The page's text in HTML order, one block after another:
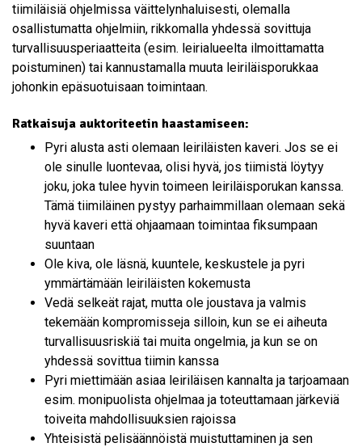
tiimiläisiä ohjelmissa väittelynhaluisesti, olemalla
osallistumatta ohjelmiin, rikkomalla yhdessä sovittuja
turvallisuusperiaatteita (esim. leirialueelta ilmoittamatta
poistuminen) tai kannustamalla muuta leiriläisporukkaa
johonkin epäsuotuisaan toimintaan.
Ratkaisuja auktoriteetin haastamiseen:
Pyri alusta asti olemaan leiriläisten kaveri. Jos se ei
ole sinulle luontevaa, olisi hyvä, jos tiimistä löytyy
joku, joka tulee hyvin toimeen leiriläisporukan kanssa.
Tämä tiimiläinen pystyy parhaimmillaan olemaan sekä
hyvä kaveri että ohjaamaan toimintaa fiksumpaan
suuntaan
Ole kiva, ole läsnä, kuuntele, keskustele ja pyri
ymmärtämään leiriläisten kokemusta
Vedä selkeät rajat, mutta ole joustava ja valmis
tekemään kompromisseja silloin, kun se ei aiheuta
turvallisuusriskiä tai muita ongelmia, ja kun se on
yhdessä sovittua tiimin kanssa
Pyri miettimään asiaa leiriläisen kannalta ja tarjoamaan
esim. monipuolista ohjelmaa ja toteuttamaan järkeviä
toiveita mahdollisuuksien rajoissa
Yhteisistä pelisäännöistä muistuttaminen ja sen